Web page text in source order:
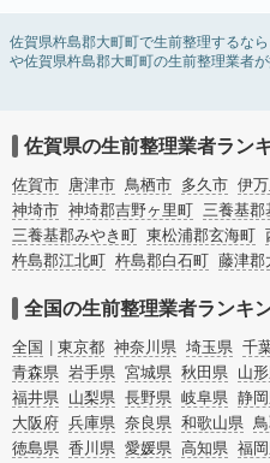
佐賀県杵島郡大町町で生前整理するな
や佐賀県杵島郡大町町の生前整理業者
設入居に伴う不用品の処分・回収・引
などのオプションサービスで絞り込み
またお役立ち情報も豊富なので終活で
頓・老前整理・生前整理のコツについ
佐賀県の生前整理業者ラン
佐賀市 唐津市 鳥栖市 多久市 伊
神埼市 神埼郡吉野ヶ里町 三養基郡
三養基郡みやき町 東松浦郡玄海町
杵島郡江北町 杵島郡白石町 藤津郡
全国の生前整理業者ランキ
全国 東京都 神奈川県 埼玉県 千
青森県 岩手県 宮城県 秋田県 山
福井県 山梨県 長野県 岐阜県 静
大阪府 兵庫県 奈良県 和歌山県
徳島県 香川県 愛媛県 高知県 福